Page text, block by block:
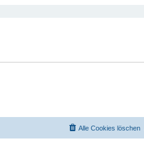
Alle Cookies löschen